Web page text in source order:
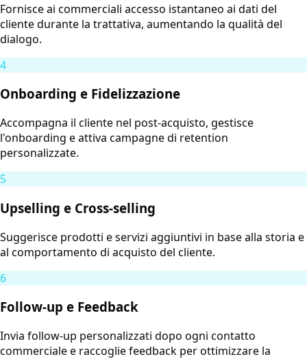
Fornisce ai commerciali accesso istantaneo ai dati del
cliente durante la trattativa, aumentando la qualità del
dialogo.
4
Onboarding e Fidelizzazione
Accompagna il cliente nel post-acquisto, gestisce
l'onboarding e attiva campagne di retention
personalizzate.
5
Upselling e Cross-selling
Suggerisce prodotti e servizi aggiuntivi in base alla storia e
al comportamento di acquisto del cliente.
6
Follow-up e Feedback
Invia follow-up personalizzati dopo ogni contatto
commerciale e raccoglie feedback per ottimizzare la